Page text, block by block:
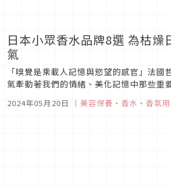
日本小眾香水品牌8選 為枯燥
氣
「嗅覺是乘載人記憶與慾望的感官」法國
氣牽動著我們的情緒、美化記憶中那些重
茫茫人海中也能找到自己。
2024年05月20日 ｜ 美容保養 、 香水 、 香氛